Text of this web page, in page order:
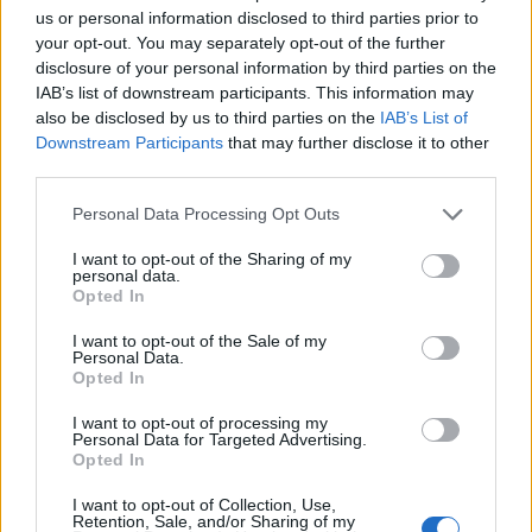
us or personal information disclosed to third parties prior to
your opt-out. You may separately opt-out of the further
disclosure of your personal information by third parties on the
IAB’s list of downstream participants. This information may
also be disclosed by us to third parties on the IAB’s List of
Downstream Participants that may further disclose it to other
Personal Data Processing Opt Outs
I want to opt-out of the Sharing of my
personal data.
Opted In
I want to opt-out of the Sale of my
Personal Data.
Opted In
I want to opt-out of processing my
Personal Data for Targeted Advertising.
Opted In
I want to opt-out of Collection, Use,
Retention, Sale, and/or Sharing of my
Zaczytana w filmach
56 lat temu
Popularne
7.4k 127
Literatura, sztuka, muzyka, film... Czy szybko
odgadniesz, co łączy te dziedziny kultury? Spraw...
56 lat temu
Popularne
306
Różowy, różany, róże... wbrew pozorom
quiz nie tylko dla kobiet